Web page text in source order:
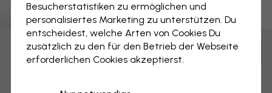
Löwenzahn und Schmetterling
Anpassen und bestellen
Vormontiert und bereit zum Aufhängen
Besucherstatistiken zu ermöglichen und
personalisiertes Marketing zu unterstützen. Du
entscheidest, welche Arten von Cookies Du
zusätzlich zu den für den Betrieb der Webseite
erforderlichen Cookies akzeptierst.